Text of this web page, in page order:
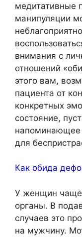
медитативные
манипуляции
внимания с
отношений
этого вам,
пациента от
конкретных
состояние,
напоминающее
для
Как обида
У женщин чаще
органы. В
случаев это
на мужчину.